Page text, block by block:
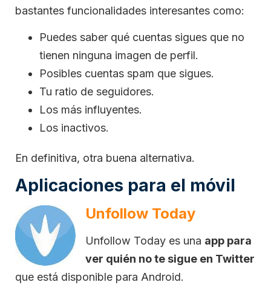
bastantes funcionalidades interesantes como:
Puedes saber qué cuentas sigues que no
tienen ninguna imagen de perfil.
Posibles cuentas spam que sigues.
Tu ratio de seguidores.
Los más influyentes.
Los inactivos.
En definitiva, otra buena alternativa.
Aplicaciones para el móvil
Unfollow Today
Unfollow Today es una app para
ver quién no te sigue en Twitter
que está disponible para Android.